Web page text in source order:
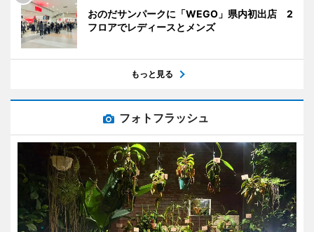
おのだサンパークに「WEGO」県内初出店 2
フロアでレディースとメンズ
もっと見る
フォトフラッシュ